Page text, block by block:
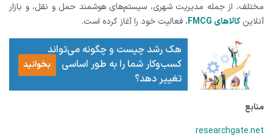
مختلف، از جمله مدیریت شهری، سیستم‌های هوشمند حمل و نقل، و بازار
آنلاینکالاهای FMCG ، فعالیت خود را آغاز کرده است.
هک رشد چیست و چگونه می‌تواند
کسب‌وکار شما را به طور اساسی
تغییر دهد؟
بخوانید
منابع
researchgate.net